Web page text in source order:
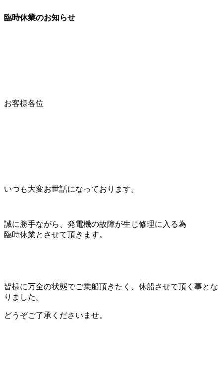
臨時休業のお知らせ
お客様各位
いつも大変お世話になっております。
誠に勝手ながら、発電機の故障が生じ修理に入る為
臨時休業とさせて頂きます。
皆様に万全の状態でご乗船頂きたく、休船させて頂く事とな
りました。
どうぞご了承くださいませ。